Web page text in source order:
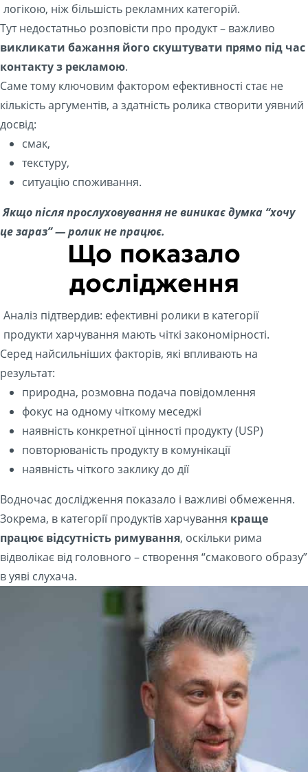
логікою, ніж більшість рекламних категорій.
Тут недостатньо розповісти про продукт – важливо
викликати бажання його скуштувати прямо під час
контакту з рекламою.
Саме тому ключовим фактором ефективності стає не
кількість аргументів, а здатність ролика створити уявний
досвід:
смак,
текстуру,
ситуацію споживання.
Якщо після прослуховування не виникає думка “хочу
це зараз” — ролик не працює.
Що показало
дослідження
Аналіз підтвердив: ефективні ролики в категорії
продукти харчування мають чіткі закономірності.
Серед найсильніших факторів, які впливають на
результат:
природна, розмовна подача повідомлення
фокус на одному чіткому меседжі
наявність конкретної цінності продукту (USP)
повторюваність продукту в комунікації
наявність чіткого заклику до дії
Водночас дослідження показало і важливі обмеження.
Зокрема, в категорії продуктів харчування краще
працює відсутність римування, оскільки рима
відволікає від головного – створення “смакового образу”
в уяві слухача.